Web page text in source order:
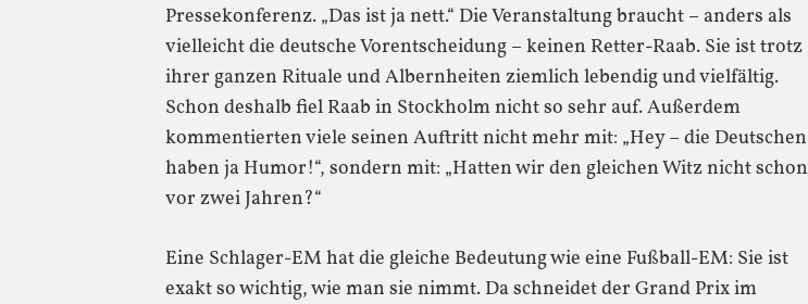
Pressekonferenz. „Das ist ja nett.“ Die Veranstaltung braucht – anders als
vielleicht die deutsche Vorentscheidung – keinen Retter-Raab. Sie ist trotz
ihrer ganzen Rituale und Albernheiten ziemlich lebendig und vielfältig.
Schon deshalb fiel Raab in Stockholm nicht so sehr auf. Außerdem
kommentierten viele seinen Auftritt nicht mehr mit: „Hey – die Deutschen
haben ja Humor!“, sondern mit: „Hatten wir den gleichen Witz nicht schon
vor zwei Jahren?“
Eine Schlager-EM hat die gleiche Bedeutung wie eine Fußball-EM: Sie ist
exakt so wichtig, wie man sie nimmt. Da schneidet der Grand Prix im